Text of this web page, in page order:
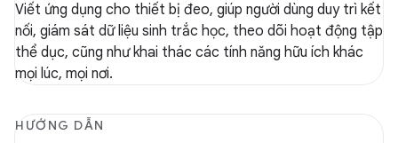
Viết ứng dụng cho thiết bị đeo, giúp người dùng duy trì kết
nối, giám sát dữ liệu sinh trắc học, theo dõi hoạt động tập
thể dục, cũng như khai thác các tính năng hữu ích khác
mọi lúc, mọi nơi.
HƯỚNG DẪN